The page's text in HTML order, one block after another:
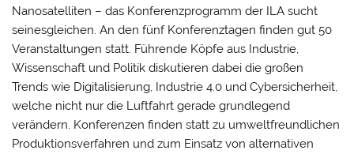
Nanosatelliten – das Konferenzprogramm der ILA sucht
seinesgleichen. An den fünf Konferenztagen finden gut 50
Veranstaltungen statt. Führende Köpfe aus Industrie,
Wissenschaft und Politik diskutieren dabei die großen
Trends wie Digitalisierung, Industrie 4.0 und Cybersicherheit,
welche nicht nur die Luftfahrt gerade grundlegend
verändern. Konferenzen finden statt zu umweltfreundlichen
Produktionsverfahren und zum Einsatz von alternativen